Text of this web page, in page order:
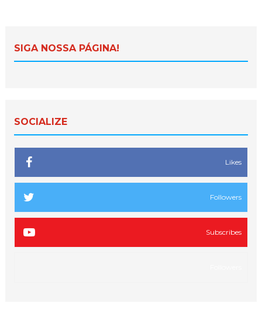
SIGA NOSSA PÁGINA!
SOCIALIZE
Likes
Followers
Subscribes